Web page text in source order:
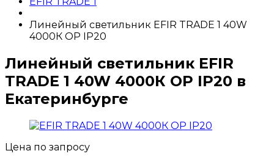
Линейный светильник EFIR TRADE 1 40W
4000К OP IP20
Линейный светильник EFIR
TRADE 1 40W 4000К OP IP20 в
Екатеринбурге
Цена по запросу